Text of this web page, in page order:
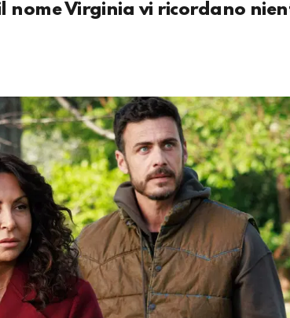
nome Virginia vi ricordano